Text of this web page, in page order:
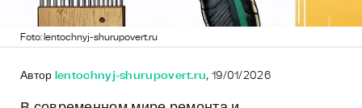
Foto: lentochnyj-shurupovert.ru
Автор lentochnyj-shurupovert.ru, 19/01/2026